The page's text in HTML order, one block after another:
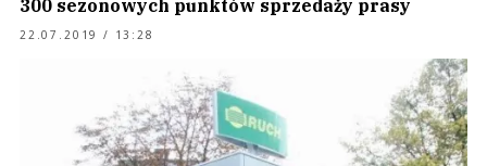
300 sezonowych punktów sprzedaży prasy
22.07.2019 / 13:28